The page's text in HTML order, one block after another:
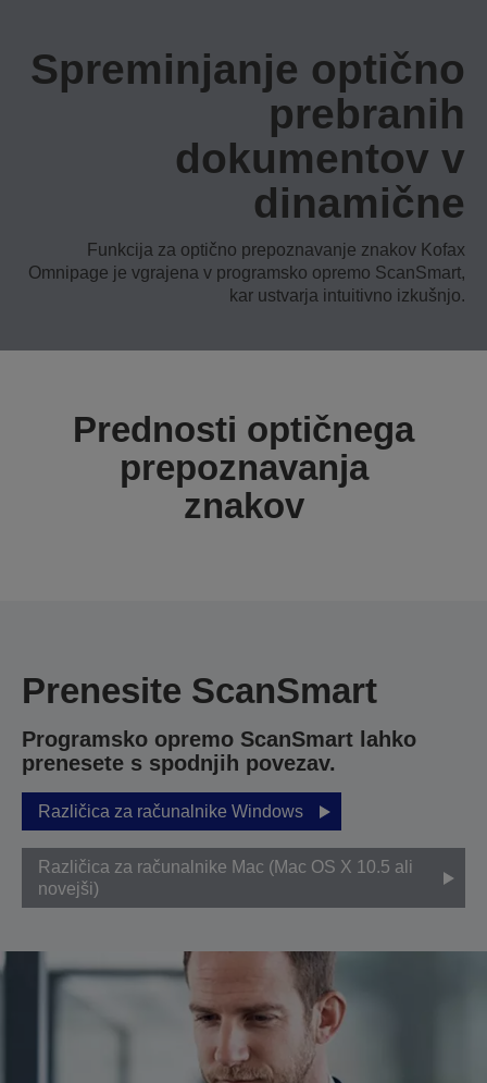
Spreminjanje optično
prebranih
dokumentov v
dinamične
Funkcija za optično prepoznavanje znakov Kofax
Omnipage je vgrajena v programsko opremo ScanSmart,
kar ustvarja intuitivno izkušnjo.
Prednosti optičnega
prepoznavanja
znakov
Prenesite ScanSmart
Programsko opremo ScanSmart lahko
prenesete s spodnjih povezav.
Različica za računalnike Windows
Različica za računalnike Mac (Mac OS X 10.5 ali
novejši)